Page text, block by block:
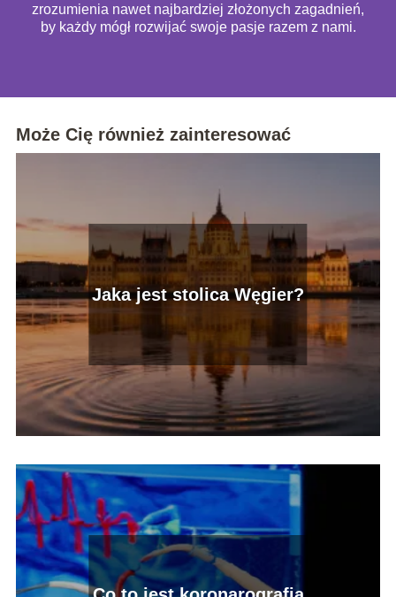
zrozumienia nawet najbardziej złożonych zagadnień,
by każdy mógł rozwijać swoje pasje razem z nami.
Może Cię również zainteresować
Jaka jest stolica Węgier?